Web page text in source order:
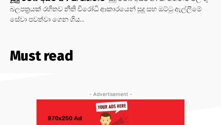
බලපත්‍රයක් රහිතව නීති විරෝධි ආකාරයෙන් සූදු සහ ඔට්ටු ඇල්ලීමේ
සේවා පවත්වා ගෙන ගිය...
Must read
- Advertisement -